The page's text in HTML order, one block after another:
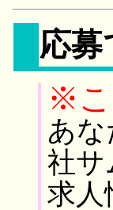
応募
※こ
あ
社
求人